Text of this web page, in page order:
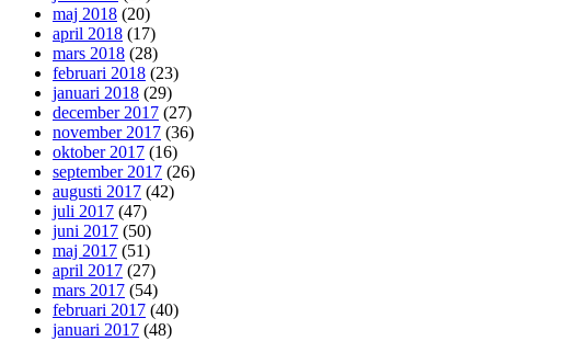
maj 2018 (20)
april 2018 (17)
mars 2018 (28)
februari 2018 (23)
januari 2018 (29)
december 2017 (27)
november 2017 (36)
oktober 2017 (16)
september 2017 (26)
augusti 2017 (42)
juli 2017 (47)
juni 2017 (50)
maj 2017 (51)
april 2017 (27)
mars 2017 (54)
februari 2017 (40)
januari 2017 (48)